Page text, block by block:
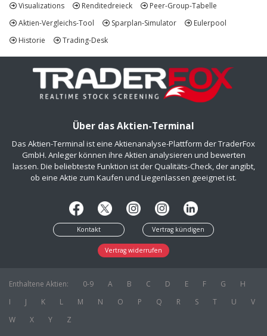
Visualizations
Renditedreieck
Peer-Group-Tabelle
Aktien-Vergleichs-Tool
Sparplan-Simulator
Eulerpool
Historie
Trading-Desk
Über das Aktien-Terminal
Das Aktien-Terminal ist eine Aktienanalyse-Plattform der TraderFox
GmbH. Anleger können ihre Aktien analysieren und bewerten
lassen. Die beliebteste Funktion ist der Qualitäts-Check, der angibt,
ob eine Aktie zum Kaufen und Liegenlassen geeignet ist.
Kontakt Vertrag kündigen
Vertrag widerrufen
Enthaltene Aktien: 0-9 A B C D E F G
H
I
J K L M N O P Q R S T U
V
W
X Y Z